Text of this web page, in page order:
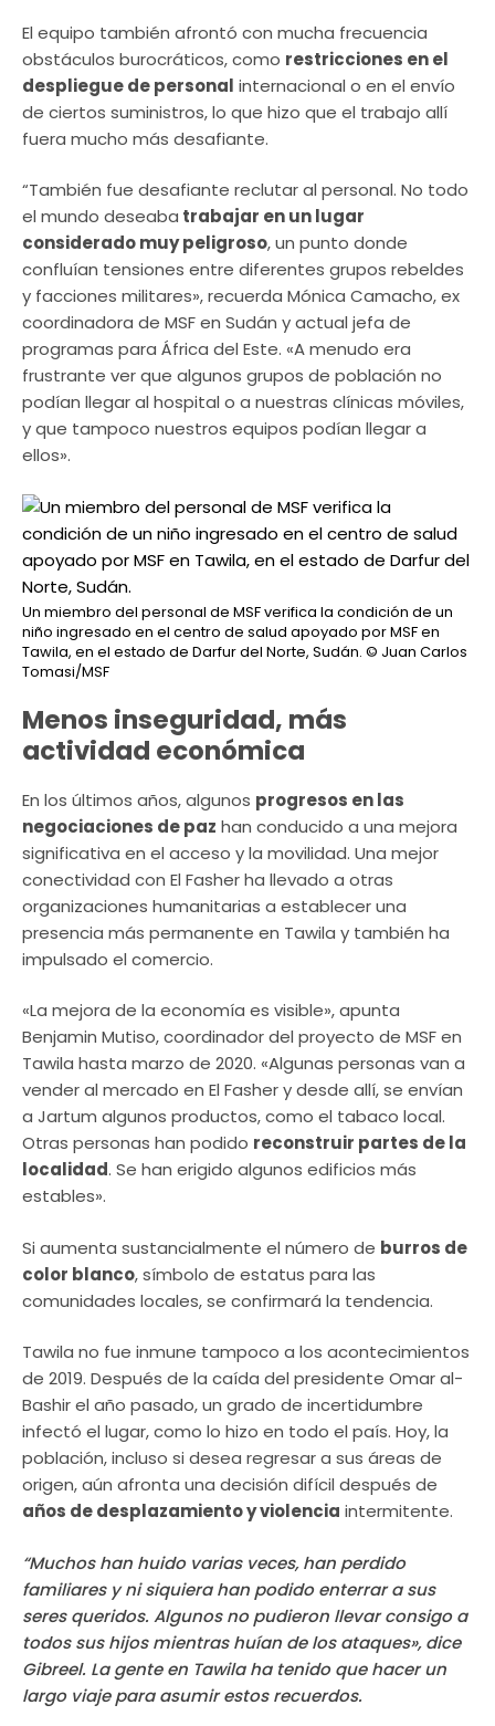
El equipo también afrontó con mucha frecuencia
obstáculos burocráticos, como restricciones en el
despliegue de personal internacional o en el envío
de ciertos suministros, lo que hizo que el trabajo allí
fuera mucho más desafiante.
“También fue desafiante reclutar al personal. No todo
el mundo deseaba trabajar en un lugar
considerado muy peligroso, un punto donde
confluían tensiones entre diferentes grupos rebeldes
y facciones militares», recuerda Mónica Camacho, ex
coordinadora de MSF en Sudán y actual jefa de
programas para África del Este. «A menudo era
frustrante ver que algunos grupos de población no
podían llegar al hospital o a nuestras clínicas móviles,
y que tampoco nuestros equipos podían llegar a
ellos».
Un miembro del personal de MSF verifica la condición de un
niño ingresado en el centro de salud apoyado por MSF en
Tawila, en el estado de Darfur del Norte, Sudán. © Juan Carlos
Tomasi/MSF
Menos inseguridad, más
actividad económica
En los últimos años, algunos progresos en las
negociaciones de paz han conducido a una mejora
significativa en el acceso y la movilidad. Una mejor
conectividad con El Fasher ha llevado a otras
organizaciones humanitarias a establecer una
presencia más permanente en Tawila y también ha
impulsado el comercio.
«La mejora de la economía es visible», apunta
Benjamin Mutiso, coordinador del proyecto de MSF en
Tawila hasta marzo de 2020. «Algunas personas van a
vender al mercado en El Fasher y desde allí, se envían
a Jartum algunos productos, como el tabaco local.
Otras personas han podido reconstruir partes de la
localidad. Se han erigido algunos edificios más
estables».
Si aumenta sustancialmente el número de burros de
color blanco, símbolo de estatus para las
comunidades locales, se confirmará la tendencia.
Tawila no fue inmune tampoco a los acontecimientos
de 2019. Después de la caída del presidente Omar al-
Bashir el año pasado, un grado de incertidumbre
infectó el lugar, como lo hizo en todo el país. Hoy, la
población, incluso si desea regresar a sus áreas de
origen, aún afronta una decisión difícil después de
años de desplazamiento y violencia intermitente.
“Muchos han huido varias veces, han perdido
familiares y ni siquiera han podido enterrar a sus
seres queridos. Algunos no pudieron llevar consigo a
todos sus hijos mientras huían de los ataques», dice
Gibreel. La gente en Tawila ha tenido que hacer un
largo viaje para asumir estos recuerdos.